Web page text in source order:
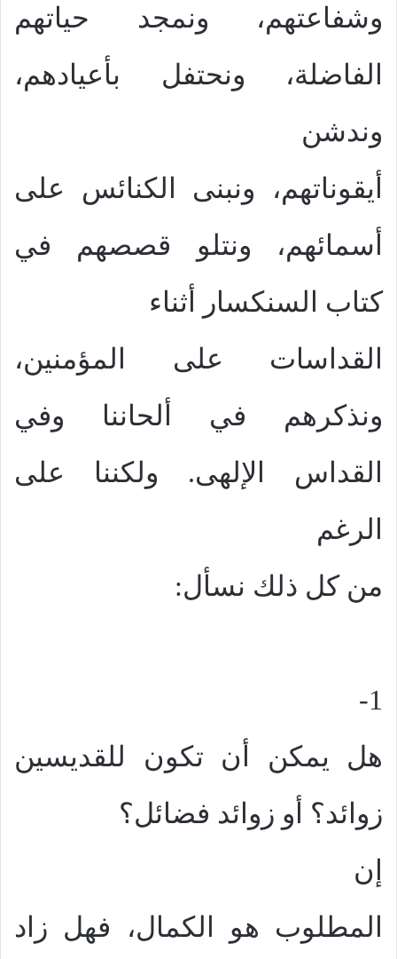
وشفاعتهم، ونمجد حياتهم
الفاضلة، ونحتفل بأعيادهم،
وندشن
أيقوناتهم، ونبنى الكنائس على
أسمائهم، ونتلو قصصهم في
كتاب السنكسار أثناء
القداسات على المؤمنين،
ونذكرهم في ألحاننا وفي
القداس الإلهى. ولكننا على
الرغم
من كل ذلك نسأل:
1-
هل يمكن أن تكون للقديسين
زوائد؟ أو زوائد فضائل؟
إن
المطلوب هو الكمال، فهل زاد